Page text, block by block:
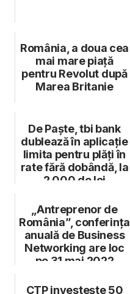
România, a doua cea
mai mare piață
pentru Revolut după
Marea Britanie
De Paște, tbi bank
dublează în aplicație
limita pentru plăți în
rate fără dobândă, la
2.000 de lei
„Antreprenor de
România”, conferința
anuală de Business
Networking are loc
pe 31 mai 2022
CTP investește 50